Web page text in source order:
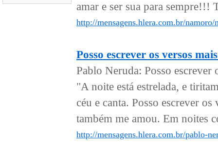
amar e ser sua para sempre!!!
http://mensagens.hlera.com.br/namoro/
Posso escrever os versos
Pablo Neruda: Posso escrever
"A noite está estrelada, e
céu e canta. Posso escrever
também me amou. Em noites
http://mensagens.hlera.com.br/pablo-